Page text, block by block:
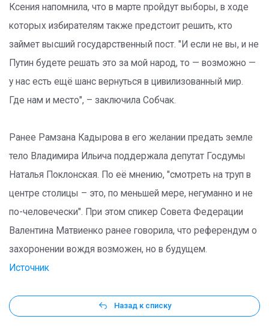
Ксения напомнила, что в марте пройдут выборы, в ходе
которых избирателям также предстоит решить, кто
займет высший государственный пост. "И если не вы, и не
Путин будете решать это за мой народ, то — возможно —
у нас есть ещё шанс вернуться в цивилизованный мир.
Где нам и место", – заключила Собчак.
Ранее Рамзана Кадырова в его желании предать земле
тело Владимира Ильича поддержала депутат Госдумы
Наталья Поклонская. По её мнению, "смотреть на труп в
центре столицы – это, по меньшей мере, негуманно и не
по-человечески". При этом спикер Совета Федерации
Валентина Матвиенко ранее говорила, что референдум о
захоронении вождя возможен, но в будущем.
Источник
Назад к списку